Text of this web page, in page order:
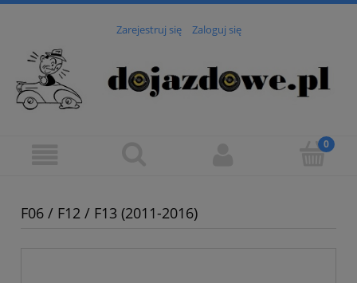
Zarejestruj się Zaloguj się
F06 / F12 / F13 (2011-2016)